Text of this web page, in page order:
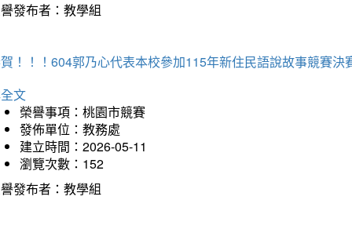
發布者：教學組
！！！604郭乃心代表本校參加115年新住民語說故事競賽決
文
榮譽事項：桃園市競賽
發佈單位：教務處
建立時間：2026-05-11
瀏覽次數：152
發布者：教學組